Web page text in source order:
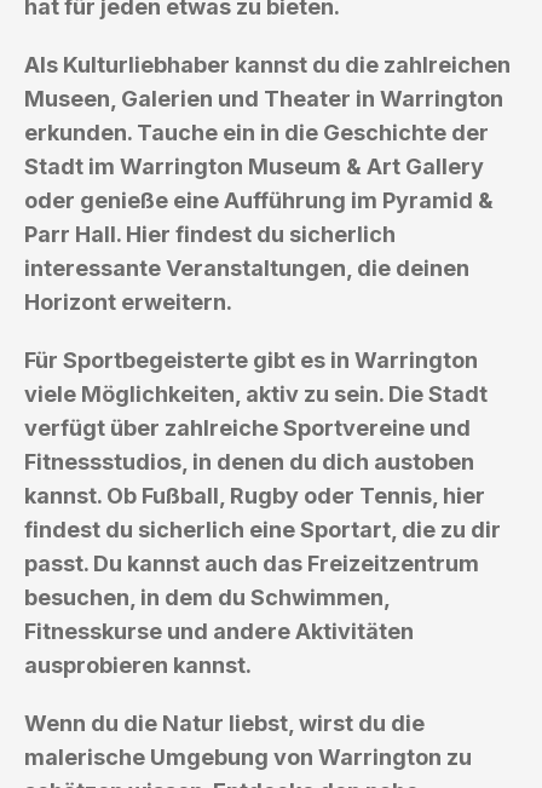
hat für jeden etwas zu bieten.
Als Kulturliebhaber kannst du die zahlreichen
Museen, Galerien und Theater in Warrington
erkunden. Tauche ein in die Geschichte der
Stadt im Warrington Museum & Art Gallery
oder genieße eine Aufführung im Pyramid &
Parr Hall. Hier findest du sicherlich
interessante Veranstaltungen, die deinen
Horizont erweitern.
Für Sportbegeisterte gibt es in Warrington
viele Möglichkeiten, aktiv zu sein. Die Stadt
verfügt über zahlreiche Sportvereine und
Fitnessstudios, in denen du dich austoben
kannst. Ob Fußball, Rugby oder Tennis, hier
findest du sicherlich eine Sportart, die zu dir
passt. Du kannst auch das Freizeitzentrum
besuchen, in dem du Schwimmen,
Fitnesskurse und andere Aktivitäten
ausprobieren kannst.
Wenn du die Natur liebst, wirst du die
malerische Umgebung von Warrington zu